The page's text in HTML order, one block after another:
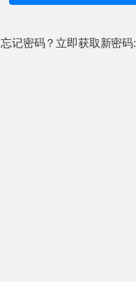
忘记密码？立即获取新密码: